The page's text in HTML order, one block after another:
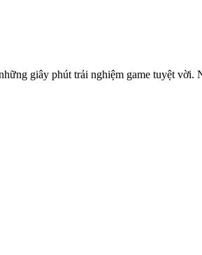
giây phút trải nghiệm game tuyệt vời.